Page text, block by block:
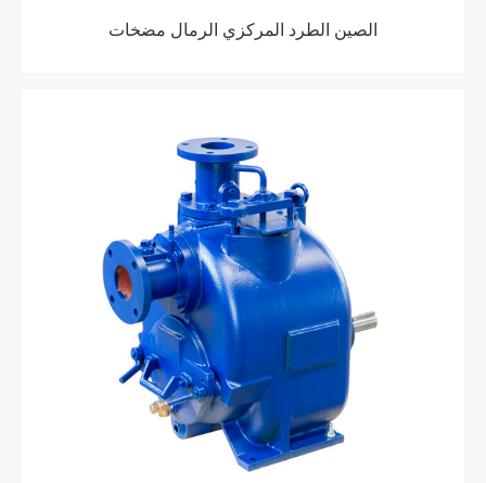
الصين الطرد المركزي الرمال مضخات